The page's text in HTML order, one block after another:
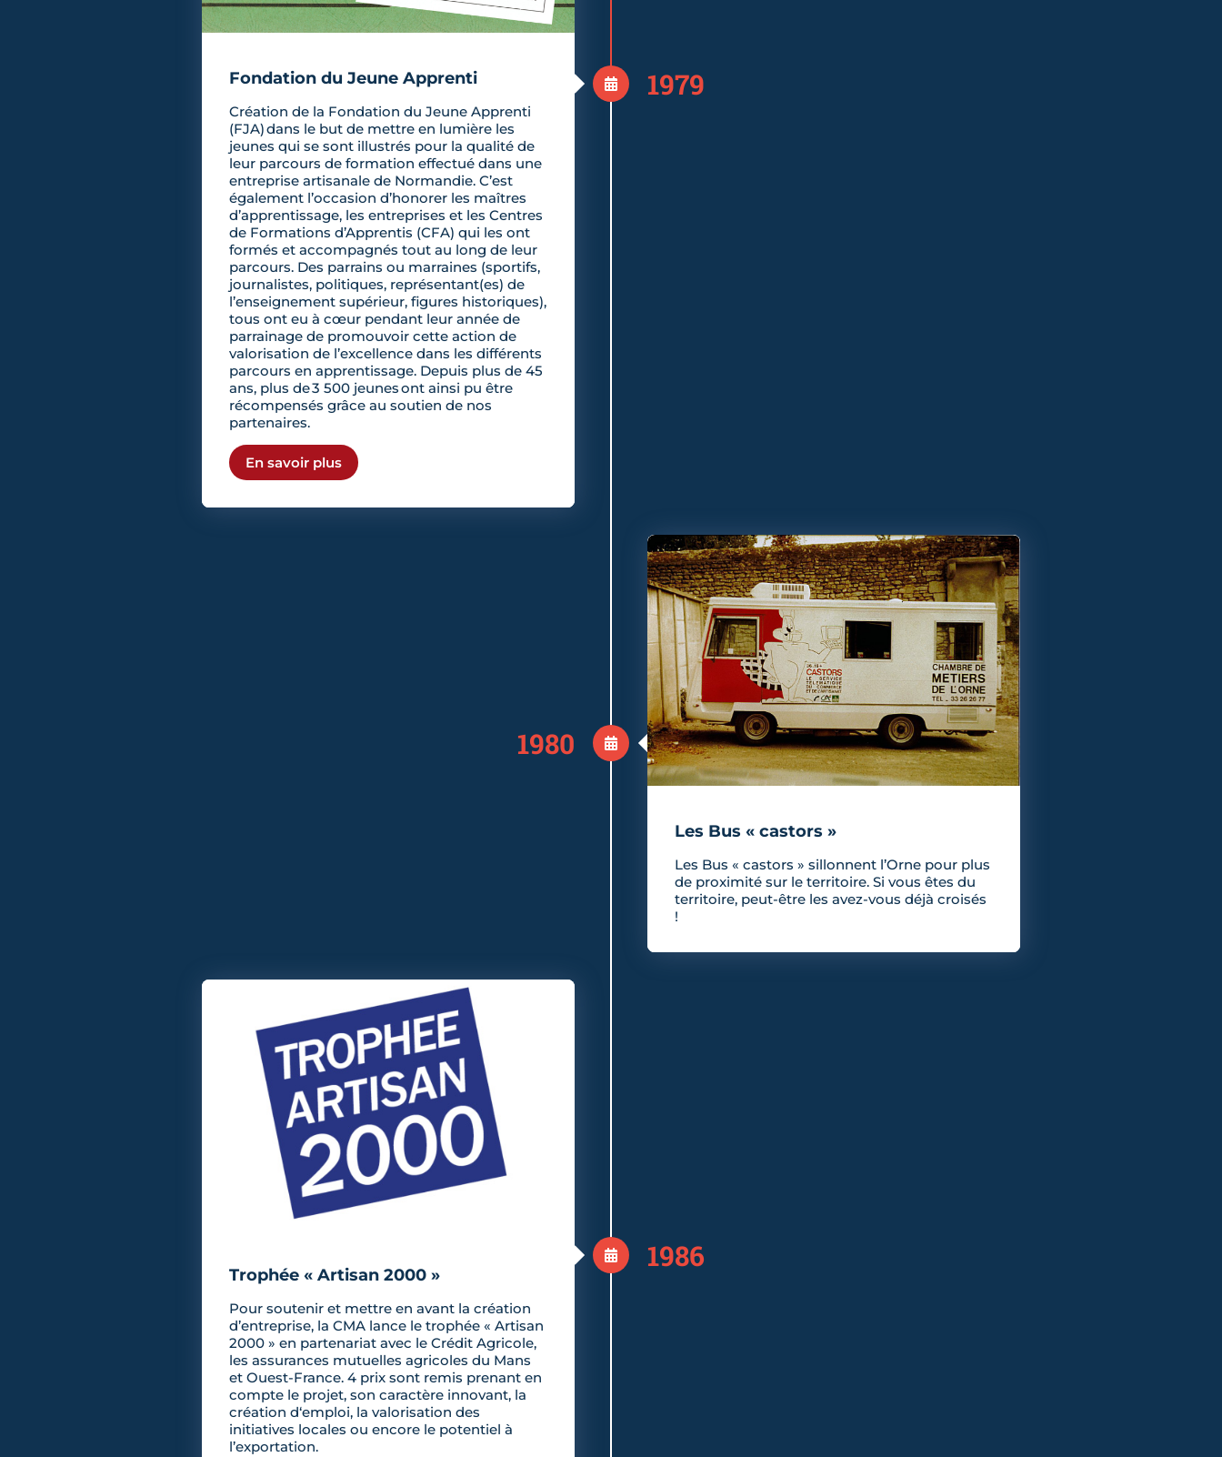
Fondation du Jeune Apprenti
Création de la Fondation du Jeune Apprenti
(FJA) dans le but de mettre en lumière les
jeunes qui se sont illustrés pour la qualité de
leur parcours de formation effectué dans une
entreprise artisanale de Normandie. C’est
également l’occasion d’honorer les maîtres
d’apprentissage, les entreprises et les Centres
de Formations d’Apprentis (CFA) qui les ont
formés et accompagnés tout au long de leur
parcours. Des parrains ou marraines (sportifs,
journalistes, politiques, représentant(es) de
l’enseignement supérieur, figures historiques),
tous ont eu à cœur pendant leur année de
parrainage de promouvoir cette action de
valorisation de l’excellence dans les différents
parcours en apprentissage. Depuis plus de 45
ans, plus de 3 500 jeunes ont ainsi pu être
récompensés grâce au soutien de nos
partenaires.
En savoir plus
1979
Les Bus « castors »
Les Bus « castors » sillonnent l’Orne pour plus
de proximité sur le territoire. Si vous êtes du
territoire, peut-être les avez-vous déjà croisés
!
1980
Trophée « Artisan 2000 »
Pour soutenir et mettre en avant la création
d’entreprise, la CMA lance le trophée « Artisan
2000 » en partenariat avec le Crédit Agricole,
les assurances mutuelles agricoles du Mans
et Ouest-France. 4 prix sont remis prenant en
compte le projet, son caractère innovant, la
création d‘emploi, la valorisation des
initiatives locales ou encore le potentiel à
l’exportation.
1986